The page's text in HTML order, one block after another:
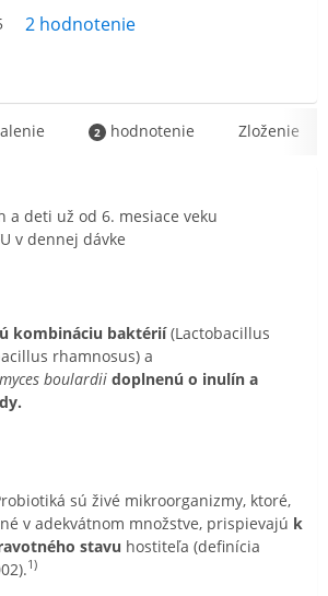
2 hodnotenie
2 hodnotenie Zloženie
a deti už od 6. mesiace veku
v dennej dávke
kombináciu baktérií(Lactobacillus
rhamnosus) a
boulardii doplnenú o inulín a
sú živé mikroorganizmy, ktoré,
v adekvátnom množstve, prispievajú k
stavu hostiteľa (definícia
1)